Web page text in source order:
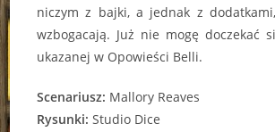
niczym z bajki, a jednak z
wzbogacają. Już nie mogę doczekać
ukazanej w Opowieści Belli.
Scenariusz: Mallory Reaves
Rysunki: Studio Dice